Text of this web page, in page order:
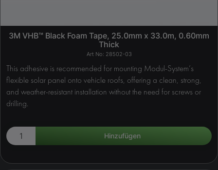
3M VHB™ Black Foam Tape, 25.0mm x 33.0m, 0.60mm
Thick
28502-03
This adhesive is recommended for mounting Modul-System’s
flexible solar panel onto vehicle roofs, offering a clean, strong,
and weather-resistant installation without the need for screws or
drilling.